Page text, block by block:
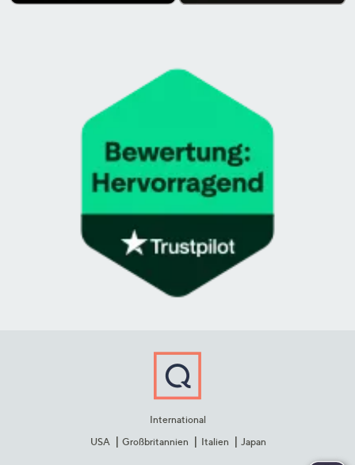
International
USA
Großbritannien Italien Japan